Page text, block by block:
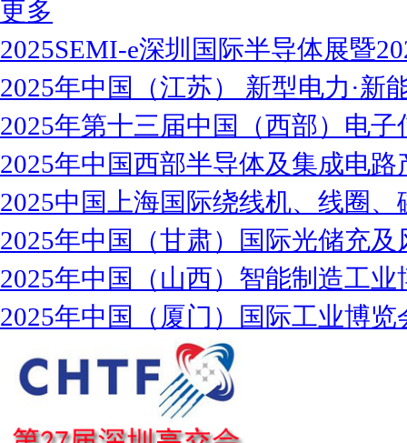
更多
2025SEMI-e深圳国际半导体展暨
2025年中国（江苏） 新型电力·新
2025年第十三届中国（西部）电子
2025年中国西部半导体及集成电路
2025中国上海国际绕线机、线圈、
2025年中国（甘肃）国际光储充及
2025年中国（山西）智能制造工业
2025年中国（厦门）国际工业博览